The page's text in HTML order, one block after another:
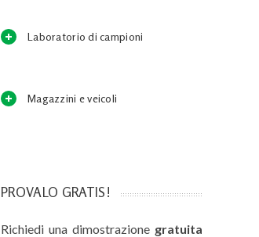
Laboratorio di campioni
Magazzini e veicoli
PROVALO GRATIS!
Richiedi una dimostrazione gratuita